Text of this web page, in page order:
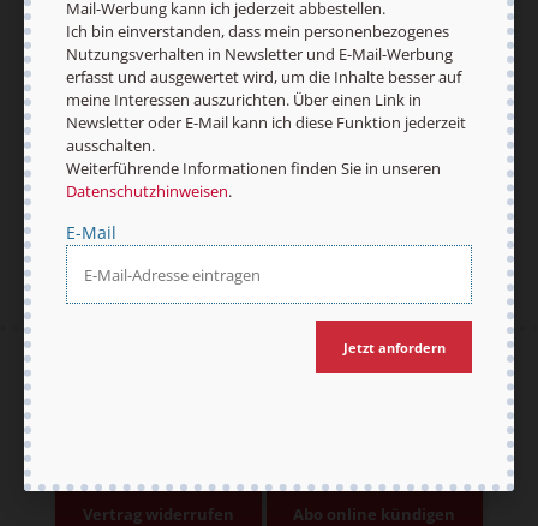
unserenDatenschutzhinweisen.
E-Mail
Jetzt anmelden
AGB und Widerrufsbelehrung
Datenschutz
Vertrag widerrufen Abo online kündigen
Mail-Werbung kann ich jederzeit abbestellen.
Ich bin einverstanden, dass mein personenbezogenes
Nutzungsverhalten in Newsletter und E-Mail-Werbung
erfasst und ausgewertet wird, um die Inhalte besser auf
meine Interessen auszurichten. Über einen Link in
Newsletter oder E-Mail kann ich diese Funktion jederzeit
ausschalten.
Weiterführende Informationen finden Sie in unseren
Datenschutzhinweisen.
E-Mail
Jetzt anfordern